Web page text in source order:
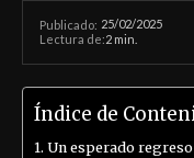
Publicado: 25/02/2025
Lectura de:2 min.
Índice de
Un esperado